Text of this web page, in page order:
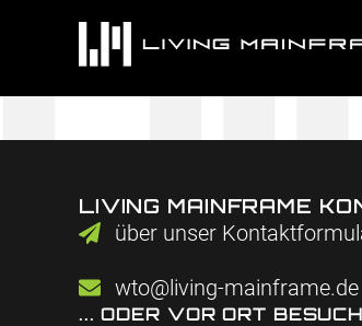
LIVING MAINFRAME
über unser
wto@living-mainframe.de
... ODER VOR ORT